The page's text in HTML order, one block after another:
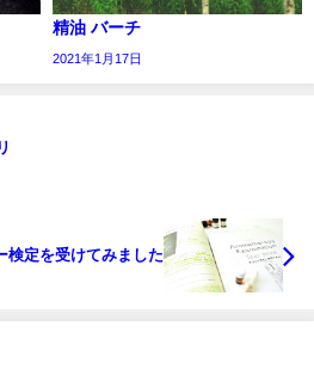
精油 バーチ
2021年1月17日
検定を受けてみました